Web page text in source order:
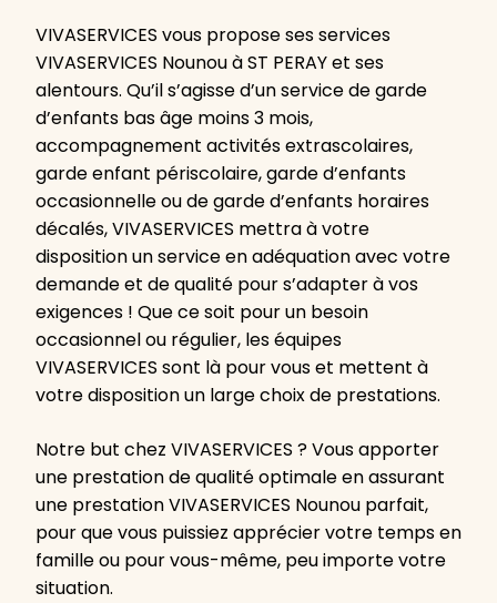
VIVASERVICES vous propose ses services
VIVASERVICES Nounou à ST PERAY et ses
alentours. Qu’il s’agisse d’un service de garde
d’enfants bas âge moins 3 mois,
accompagnement activités extrascolaires,
garde enfant périscolaire, garde d’enfants
occasionnelle ou de garde d’enfants horaires
décalés, VIVASERVICES mettra à votre
disposition un service en adéquation avec votre
demande et de qualité pour s’adapter à vos
exigences ! Que ce soit pour un besoin
occasionnel ou régulier, les équipes
VIVASERVICES sont là pour vous et mettent à
votre disposition un large choix de prestations.
Notre but chez VIVASERVICES ? Vous apporter
une prestation de qualité optimale en assurant
une prestation VIVASERVICES Nounou parfait,
pour que vous puissiez apprécier votre temps en
famille ou pour vous-même, peu importe votre
situation.